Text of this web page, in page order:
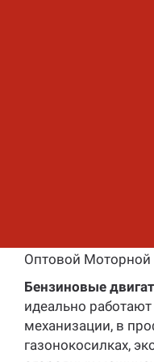
Оптовой
Бензиновые
идеально
механизации, в
газонокосилках,